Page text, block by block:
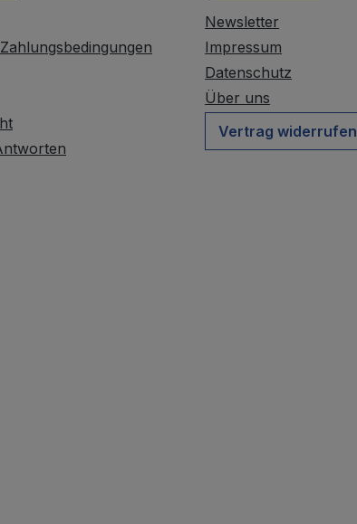
Newsletter
Impressum
Datenschutz
Über uns
Vertrag widerrufen